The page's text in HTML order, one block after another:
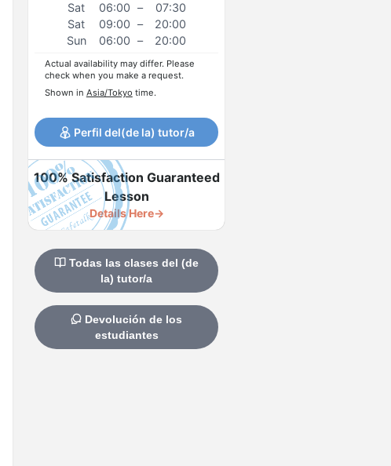
Sat
06:00 –
07:30
Sat
09:00 –
20:00
Sun
06:00 – 20:00
Actual availability may differ. Please
check when you make a request.
Shown in Asia/Tokyo time.
Perfil del(de la) tutor/a
100% Satisfaction Guaranteed
Lesson
Details Here→
Todas las clases del (de
la) tutor/a
estudiantes